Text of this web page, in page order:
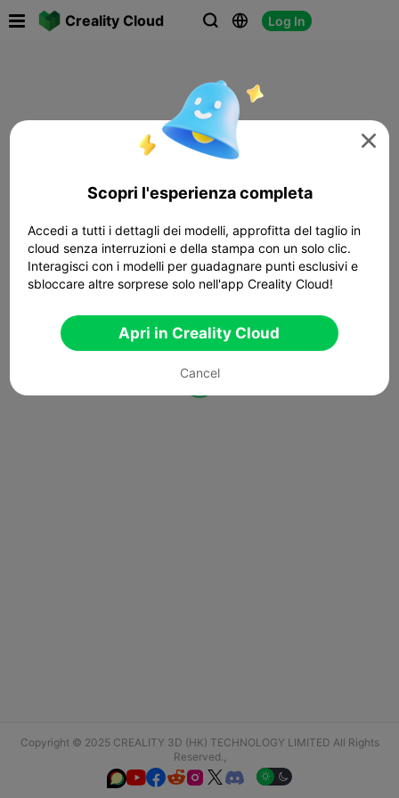
Creality Cloud   Log In
Copyright © 2025 CREALITY 3D (HK) TECHNOLOGY LIMITED All Rights
Reserved.,
  

Scopri l'esperienza completa
Accedi a tutti i dettagli dei modelli, approfitta del taglio in
cloud senza interruzioni e della stampa con un solo clic.
Interagisci con i modelli per guadagnare punti esclusivi e
sbloccare altre sorprese solo nell'app Creality Cloud!
Apri in Creality Cloud
Cancel